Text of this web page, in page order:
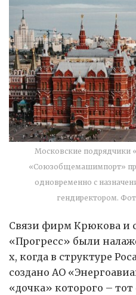
Московские подрядчики
«Союзобщемашимпорт»
одновременно с
гендиректором.
Связи фирм Крюкова и
«Прогресс» были
х, когда в структуре
создано АО
«дочка» которого –